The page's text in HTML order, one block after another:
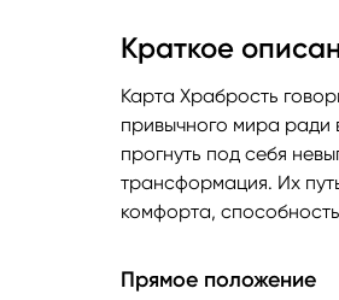
Краткое
Карта Храбрость
привычного мира
прогнуть под себя
трансформация. Их
комфорта,
Прямое положение